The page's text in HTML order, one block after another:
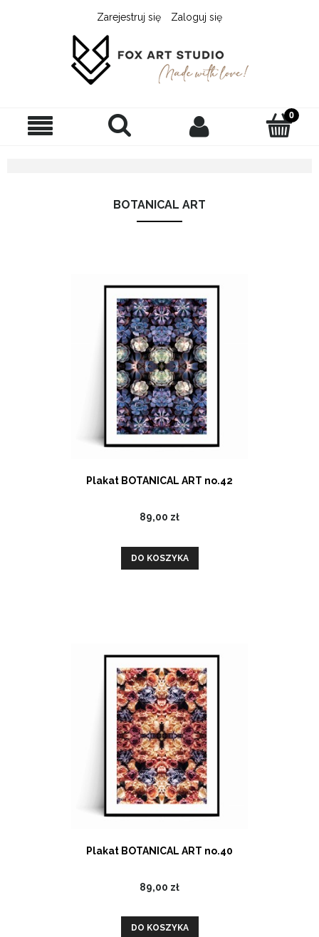
Zarejestruj się Zaloguj się
BOTANICAL ART
Plakat BOTANICAL ART no.42
89,00 zł
DO KOSZYKA
Plakat BOTANICAL ART no.40
89,00 zł
DO KOSZYKA